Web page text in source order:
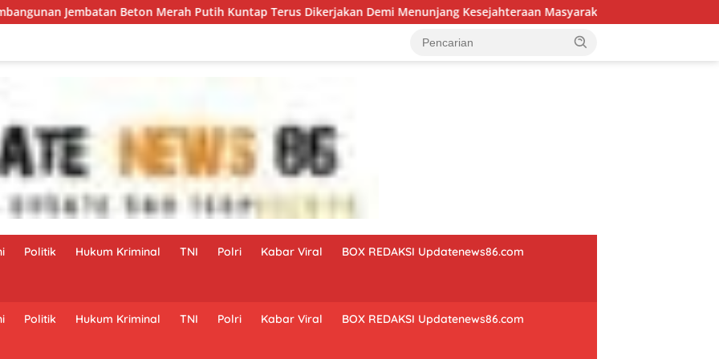
Beton Merah Putih Kuntap Terus Dikerjakan Demi Menunjang Kesejahteraan Masyarakat Heboh Dugaan Pungli
Politik Hukum Kriminal TNI Polri Kabar Viral BOX REDAKSI Updatenews86.com
Politik Hukum Kriminal TNI Polri Kabar Viral BOX REDAKSI Updatenews86.com